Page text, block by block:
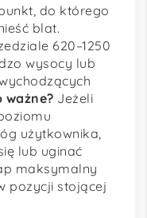
do którego
blat.
620–1250
wysocy lub
ważne? Jeżeli
użytkownika,
lub uginać
maksymalny
pozycji stojącej